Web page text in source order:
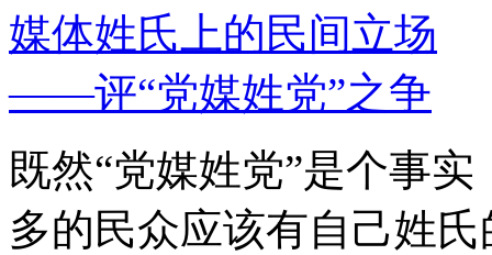
媒体姓氏上的民间立场
——评“党媒姓党”之争
既然“党媒姓党”是个事
多的民众应该有自己姓